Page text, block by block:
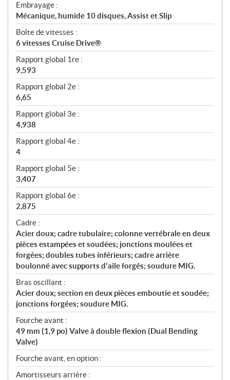
Embrayage :
Mécanique, humide 10 disques, Assist et Slip
Boîte de vitesses :
6 vitesses Cruise Drive®
Rapport global 1re :
9,593
Rapport global 2e :
6,65
Rapport global 3e :
4,938
Rapport global 4e :
4
Rapport global 5e :
3,407
Rapport global 6e :
2,875
Cadre :
Acier doux; cadre tubulaire; colonne vertébrale en deux
pièces estampées et soudées; jonctions moulées et
forgées; doubles tubes inférieurs; cadre arrière
boulonné avec supports d'aile forgés; soudure MIG.
Bras oscillant :
Acier doux; section en deux pièces emboutie et soudée;
jonctions forgées; soudure MIG.
Fourche avant :
49 mm (1,9 po) Valve à double flexion (Dual Bending
Valve)
Fourche avant, en option :
Amortisseurs arrière :